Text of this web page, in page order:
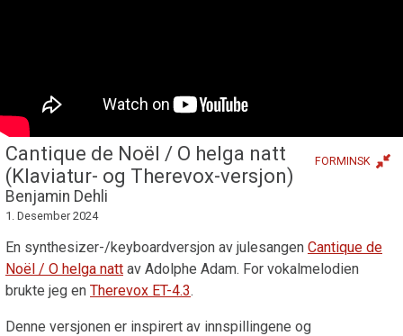
Cantique de Noël / O helga natt
(Klaviatur- og Therevox-versjon)
Benjamin Dehli
FORMINSK
1. Desember 2024
En synthesizer-/keyboardversjon av julesangen Cantique de
Noël / O helga natt av Adolphe Adam. For vokalmelodien
brukte jeg en Therevox ET-4.3.
Denne versjonen er inspirert av innspillingene og
Videoer Dehli Musikk har laget eller bidratt på